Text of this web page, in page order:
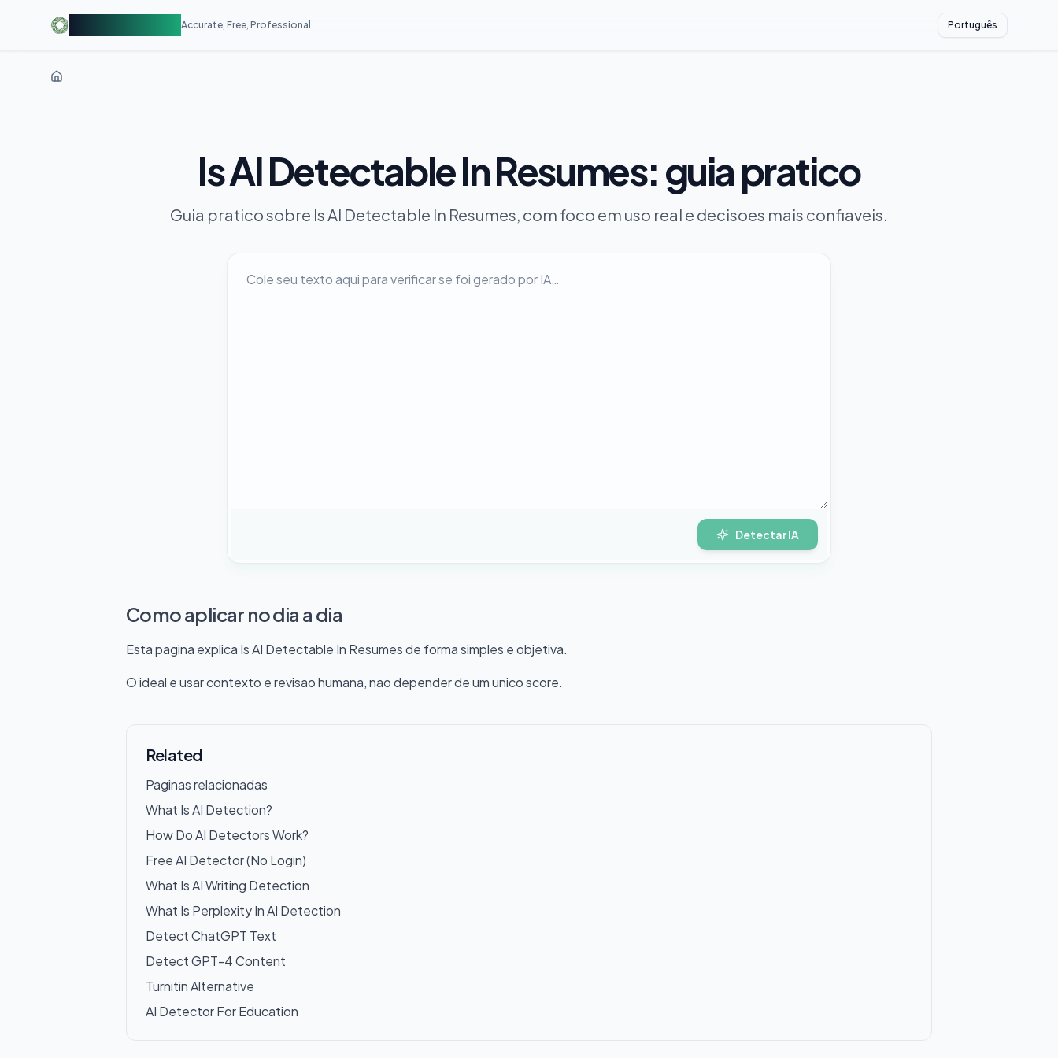
Accurate, Free, Professional Português
Is AI Detectable In Resumes: guia pratico
Guia pratico sobre Is AI Detectable In Resumes, com foco em uso real e decisoes mais confiaveis.
Detectar IA
Como aplicar no dia a dia
Esta pagina explica Is AI Detectable In Resumes de forma simples e objetiva.
O ideal e usar contexto e revisao humana, nao depender de um unico score.
Related
Paginas relacionadas
What Is AI Detection?
How Do AI Detectors Work?
Free AI Detector (No Login)
What Is AI Writing Detection
What Is Perplexity In AI Detection
Detect ChatGPT Text
Detect GPT-4 Content
Turnitin Alternative
AI Detector For Education